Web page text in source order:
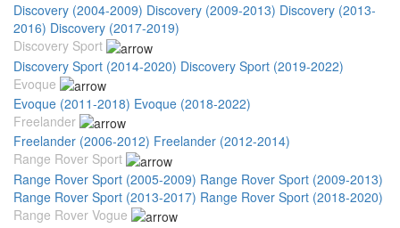
Discovery (2004-2009) Discovery (2009-2013) Discovery (2013-
2016) Discovery (2017-2019)
Discovery Sport
Discovery Sport (2014-2020) Discovery Sport (2019-2022)
Evoque
Evoque (2011-2018) Evoque (2018-2022)
Freelander
Freelander (2006-2012) Freelander (2012-2014)
Range Rover Sport
Range Rover Sport (2005-2009) Range Rover Sport (2009-2013)
Range Rover Sport (2013-2017) Range Rover Sport (2018-2020)
Range Rover Vogue